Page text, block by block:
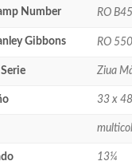
Number RO
Gibbons RO
Serie Ziua
33 x
13¼